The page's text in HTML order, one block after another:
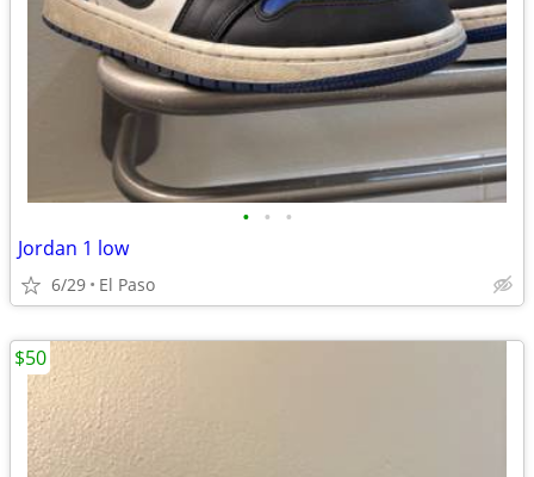
• • •
Jordan 1 low
6/29 El Paso
$50